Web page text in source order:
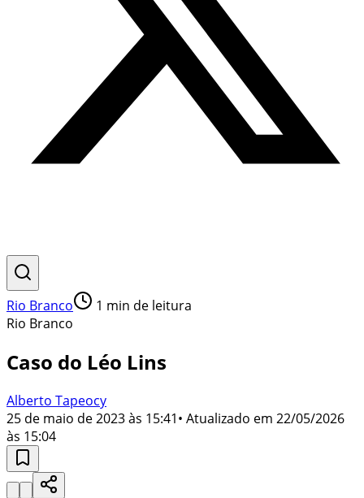
Rio Branco 1 min de leitura
Rio Branco
Caso do Léo Lins
Alberto Tapeocy
25 de maio de 2023 às 15:41• Atualizado em 22/05/2026
às 15:04